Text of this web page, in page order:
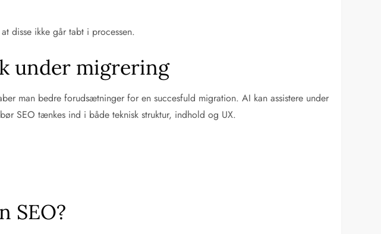
disse ikke går tabt i processen.
under migrering
man bedre forudsætninger for en succesfuld migration. AI kan assistere under
SEO tænkes ind i både teknisk struktur, indhold og UX.
SEO?